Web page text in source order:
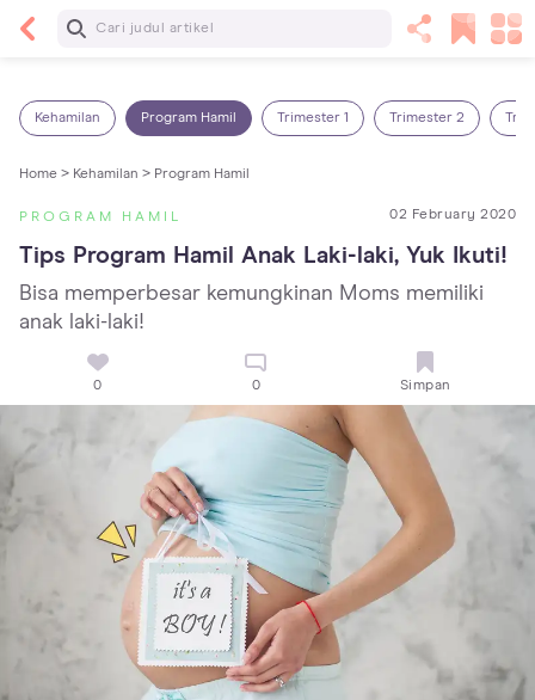
Baca Selanjutnya
Kehamilan Program Hamil Trimester 1 Trimester 2
Home > Kehamilan > Program Hamil
PROGRAM HAMIL 02 February 2020
Tips Program Hamil Anak Laki-laki, Yuk Ikuti!
Bisa memperbesar kemungkinan Moms memiliki
anak laki-laki!
0 0 Simpan